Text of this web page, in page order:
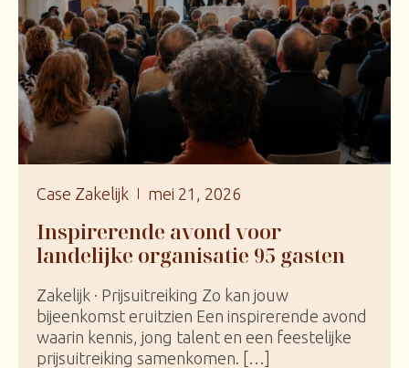
Case Zakelijk mei 21, 2026
Inspirerende avond voor
landelijke organisatie 95 gasten
Zakelijk · Prijsuitreiking Zo kan jouw
bijeenkomst eruitzien Een inspirerende avond
waarin kennis, jong talent en een feestelijke
prijsuitreiking samenkomen. […]